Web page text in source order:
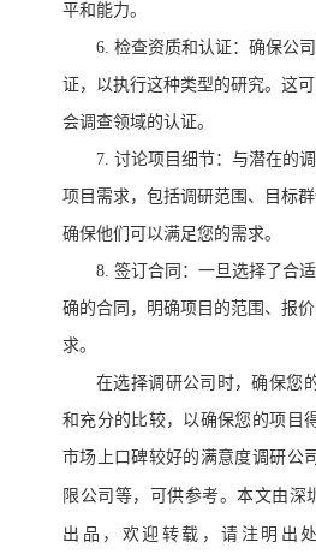
平和能力。
6. 检查资质和认证：确保公
证，以执行这种类型的研究。这
会调查领域的认证。
7. 讨论项目细节：与潜在的
项目需求，包括调研范围、目标群
确保他们可以满足您的需求。
8. 签订合同：一旦选择了合
确的合同，明确项目的范围、报
求。
在选择调研公司时，确保您
和充分的比较，以确保您的项目
市场上口碑较好的满意度调研公
限公司 等， 可供参考。 本文由深
出品，欢迎转载，请注明出